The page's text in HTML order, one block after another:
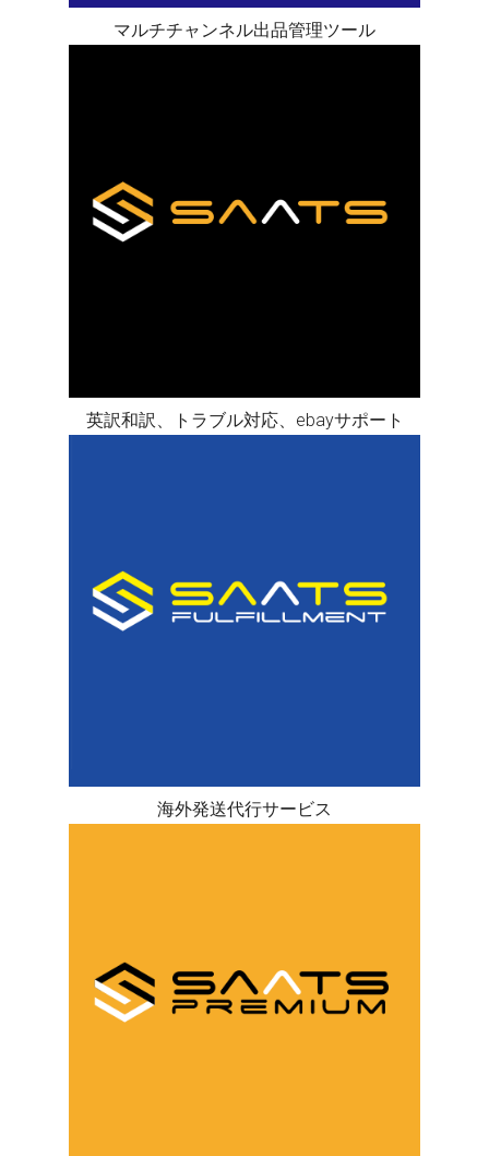
マルチチャンネル出品管理ツール
英訳和訳、トラブル対応、ebayサポート
海外発送代行サービス